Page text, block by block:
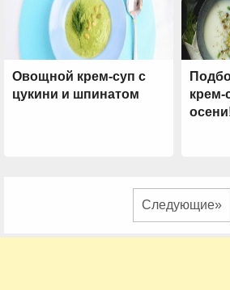
Овощной крем-суп с
цукини и шпинатом
крем-
Следующие»